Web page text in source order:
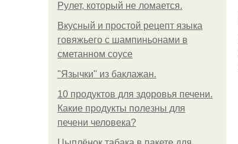
Рулет, который не ломается.
Вкусный и простой рецепт языка
говяжьего с шампиньонами в
сметанном соусе
"Язычки" из баклажан.
10 продуктов для здоровья печени.
Какие продукты полезны для
печени человека?